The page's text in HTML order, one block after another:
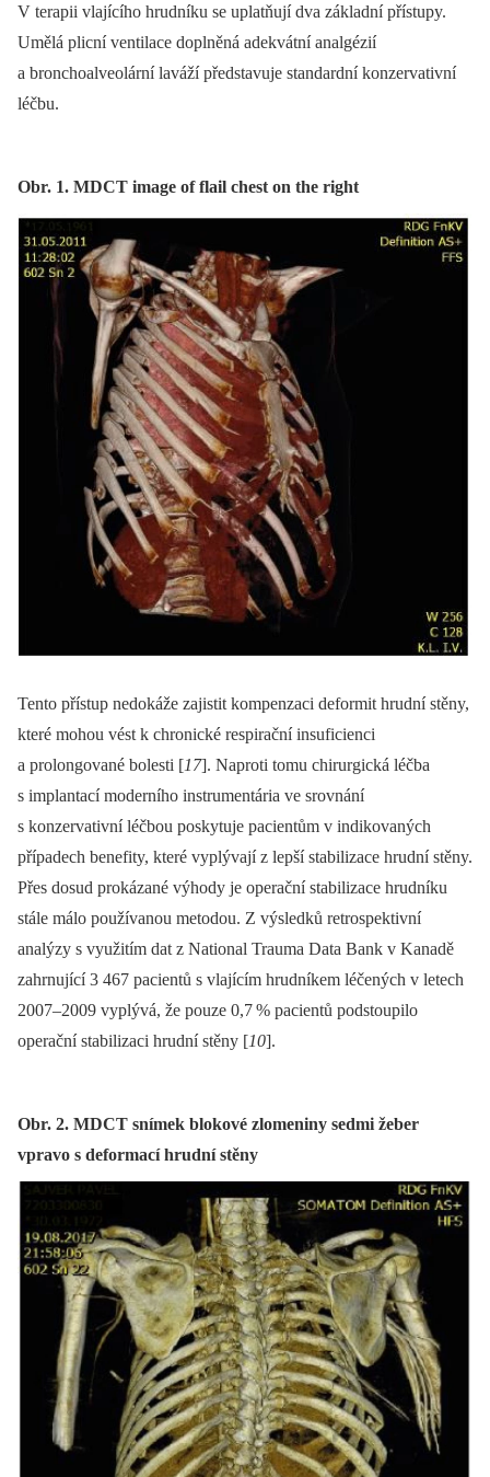
V terapii vlajícího hrudníku se uplatňují dva základní přístupy.
Umělá plicní ventilace doplněná adekvátní analgézií
a bronchoalveolární laváží představuje standardní konzervativní
léčbu.
Obr. 1. MDCT image of flail chest on the right
Tento přístup nedokáže zajistit kompenzaci deformit hrudní stěny,
které mohou vést k chronické respirační insuficienci
a prolongované bolesti [17]. Naproti tomu chirurgická léčba
s implantací moderního instrumentária ve srovnání
s konzervativní léčbou poskytuje pacientům v indikovaných
případech benefity, které vyplývají z lepší stabilizace hrudní stěny.
Přes dosud prokázané výhody je operační stabilizace hrudníku
stále málo používanou metodou. Z výsledků retrospektivní
analýzy s využitím dat z National Trauma Data Bank v Kanadě
zahrnující 3 467 pacientů s vlajícím hrudníkem léčených v letech
2007–2009 vyplývá, že pouze 0,7% pacientů podstoupilo
operační stabilizaci hrudní stěny [10].
Obr. 2. MDCT snímek blokové zlomeniny sedmi žeber
vpravo s deformací hrudní stěny